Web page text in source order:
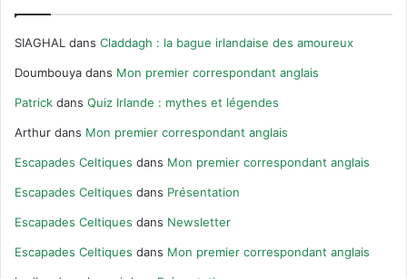
SIAGHAL dans Claddagh : la bague irlandaise des amoureux
Doumbouya dans Mon premier correspondant anglais
Patrick dans Quiz Irlande : mythes et légendes
Arthur dans Mon premier correspondant anglais
Escapades Celtiques dans Mon premier correspondant anglais
Escapades Celtiques dans Présentation
Escapades Celtiques dans Newsletter
Escapades Celtiques dans Mon premier correspondant anglais